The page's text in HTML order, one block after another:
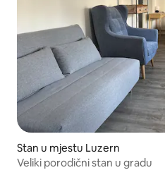
Stan u mjestu Luzern
Veliki porodični stan u gradu